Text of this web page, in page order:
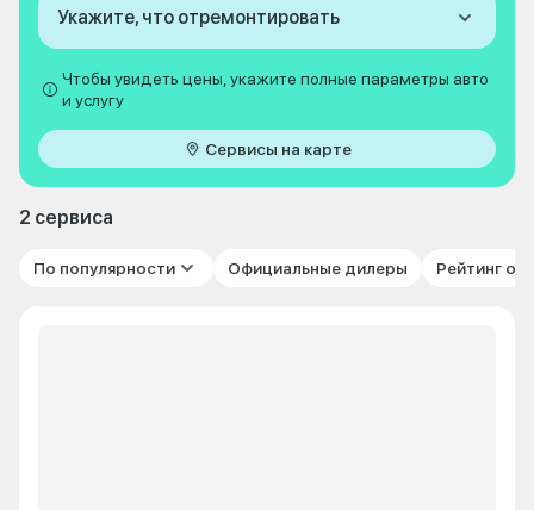
Укажите, что отремонтировать
Чтобы увидеть цены, укажите полные параметры авто
и услугу
Сервисы на карте
2 сервиса
По популярности Официальные дилеры Рейтинг